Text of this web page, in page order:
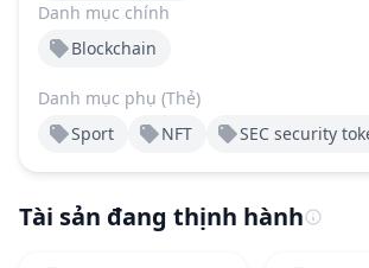
Danh mục chính
Blockchain
Danh mục phụ (Thẻ)
Sport
NFT SEC security
Tài sản đang thịnh hành